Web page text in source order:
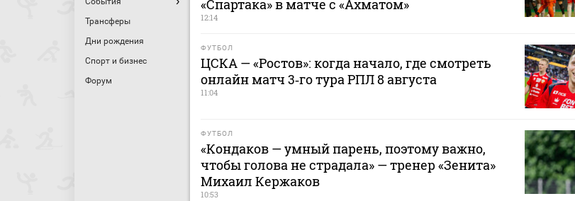
Трансферы
Дни рождения
Спорт и бизнес
Форум
«Спартака» в матче с «Ахматом»
12:14
ФУТБОЛ
ЦСКА — «Ростов»: когда начало, где смотреть
онлайн матч 3‑го тура РПЛ 8 августа
11:04
ФУТБОЛ
«Кондаков — умный парень, поэтому важно,
чтобы голова не страдала» — тренер «Зенита»
Михаил Кержаков
10:53